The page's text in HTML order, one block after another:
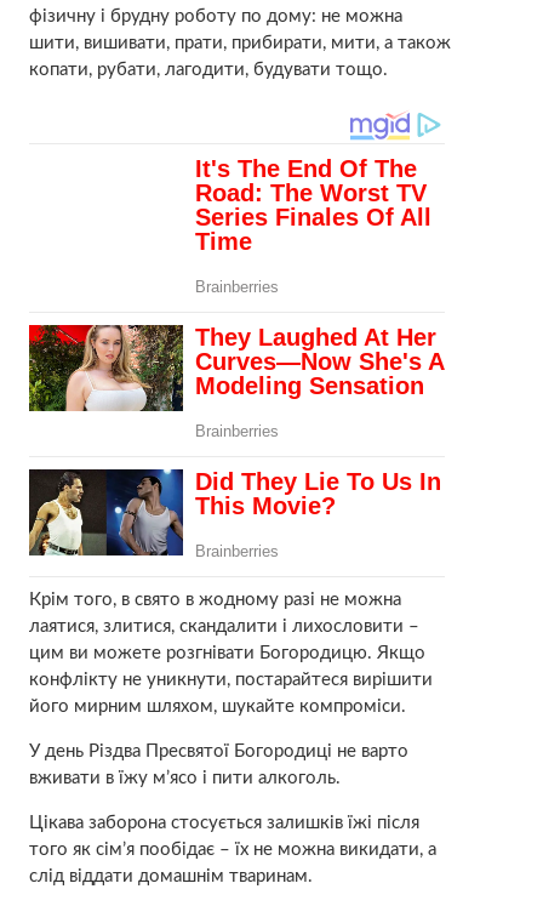
фізичну і брудну роботу по дому: не можна
шити, вишивати, прати, прибирати, мити, а також
копати, рубати, лагодити, будувати тощо.
Крім того, в свято в жодному разі не можна
лаятися, злитися, скандалити і лихословити –
цим ви можете розгнівати Богородицю. Якщо
конфлікту не уникнути, постарайтеся вирішити
його мирним шляхом, шукайте компроміси.
У день Різдва Пресвятої Богородиці не варто
вживати в їжу м’ясо і пити алкоголь.
Цікава заборона стосується залишків їжі після
того як сім’я пообідає – їх не можна викидати, а
слід віддати домашнім тваринам.